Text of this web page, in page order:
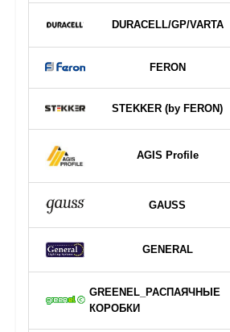
DURAСELL/GP/VARTA
FERON
STEKKER (by FERON)
AGIS Profile
GAUSS
GENERAL
GREENEL_РАСПАЯЧНЫЕ
КОРОБКИ